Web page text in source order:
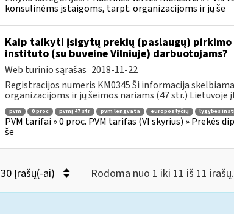
konsulinėms įstaigoms, tarpt. organizacijoms ir jų še
Kaip taikyti įsigytų prekių (paslaugų) pirkimo
instituto (su buveine Vilniuje) darbuotojams?
Web turinio sąrašas 2018-11-22
Registracijos numeris KM0345 Ši informacija
organizacijoms ir jų šeimos nariams (47 str.) Lietuvoje
pvm 0 proc pvmį 47 str pvm lengvata europos lyčių lygybės
PVM tarifai » 0 proc. PVM tarifas (VI skyrius) »
še
30 Įrašų(-ai) Rodoma nuo 1 iki 11 iš 11 irašų.